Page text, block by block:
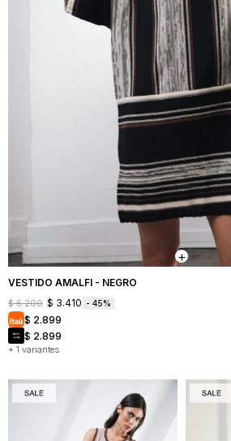
VESTIDO AMALFI - NEGRO
+ 1 variantes
$ 6.200 $ 3.410 45
$ 2.899
$ 2.899